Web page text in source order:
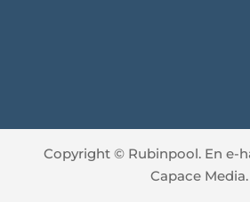
Copyright © Rubinpool. En e-
Capace Media.